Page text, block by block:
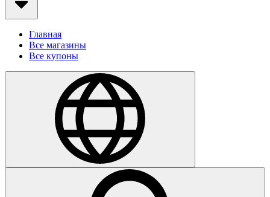
Главная
Все магазины
Все купоны